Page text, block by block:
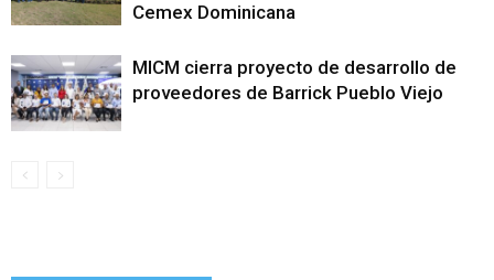
Cemex Dominicana
MICM cierra proyecto de desarrollo de
proveedores de Barrick Pueblo Viejo